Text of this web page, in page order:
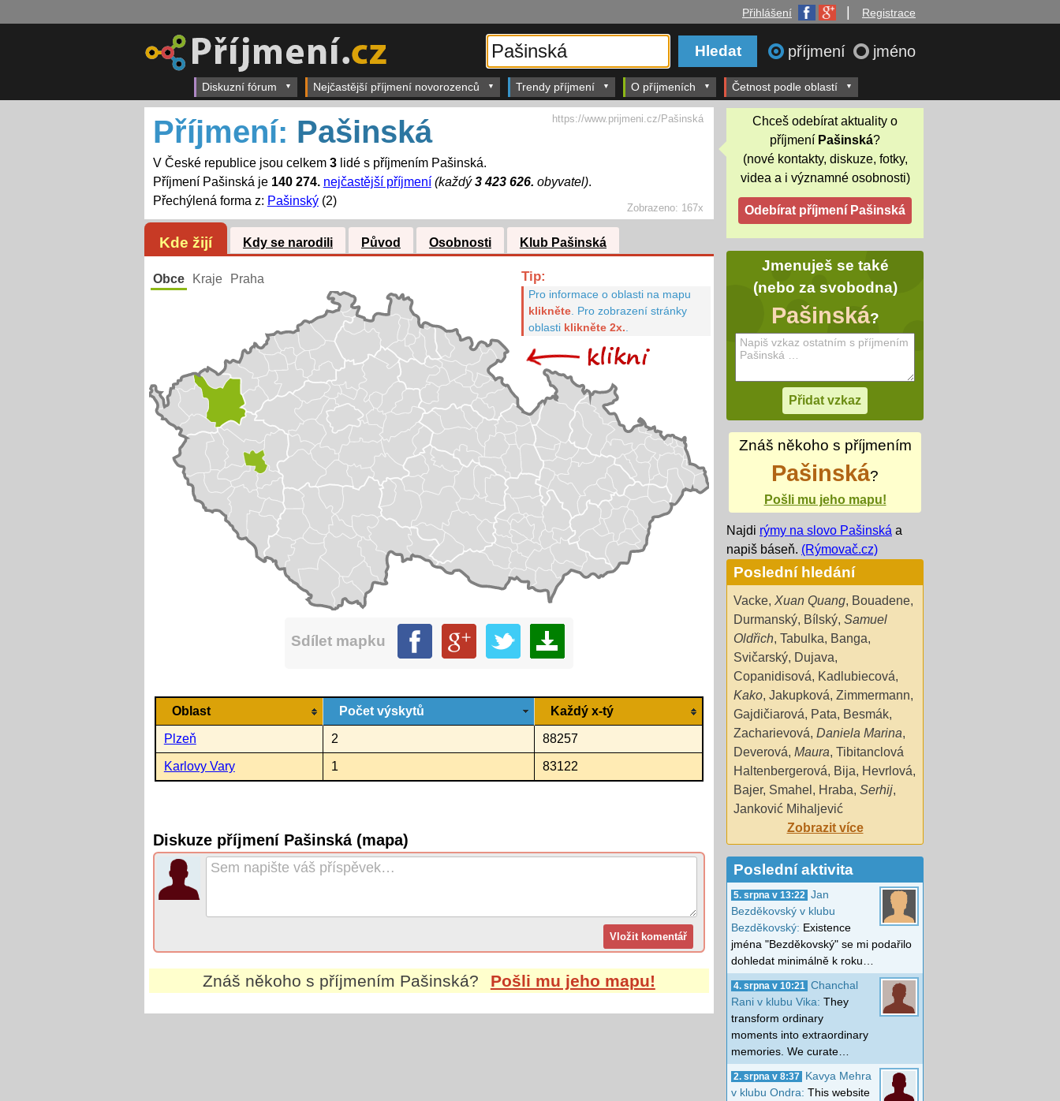
Přihlášení Registrace
příjmení jméno
Diskuzní fórum Nejčastější příjmení novorozenců Trendy příjmení O příjmeních Četnost podle oblastí
Zobrazeno: 167x
Příjmení: Pašinská
V České republice jsou celkem 3lidé s příjmením Pašinská.
Příjmení Pašinská je 140 274. nejčastější příjmení (každý3 423 626. obyvatel).
Přechýlená forma z: Pašinský(2)
https://www.prijmeni.cz/Pašinská
Kde žijí Kdy se narodili Původ Osobnosti Klub Pašinská
Obce Kraje Praha Tip:
Pro informace o oblasti na mapu
klikněte. Pro zobrazení stránky
oblasti klikněte 2x.
Sdílet mapku
Oblast Počet výskytů Každý x-tý
Plzeň 2 88257
Karlovy Vary 1 83122
Diskuze příjmení Pašinská (mapa)
Znáš někoho s příjmením Pašinská? Pošli mu jeho mapu!
Chceš odebírat aktuality o
příjmení Pašinská?
(nové kontakty, diskuze, fotky,
videa a i významné osobnosti)
Jmenuješ se také
(nebo za svobodna)
Pašinská?
Znáš někoho s příjmením
Pašinská?
Pošli mu jeho mapu!
Najdi rýmy na slovo Pašinská a
napiš báseň. (Rýmovač.cz)
Poslední hledání
Vacke, Xuan Quang, Bouadene,
Durmanský, Bílský, Samuel
Oldřich, Tabulka, Banga,
Svičarský, Dujava,
Copanidisová, Kadlubiecová,
Kako, Jakupková, Zimmermann,
Gajdičiarová, Pata, Besmák,
Zacharievová, Daniela Marina,
Deverová, Maura, Tibitanclová
Haltenbergerová, Bija, Hevrlová,
Bajer, Smahel , Hraba, Serhij,
Janković Mihaljević
Zobrazit více
Poslední aktivita
5. srpna v 13:22
Jan
Bezděkovský v klubu
Bezděkovský: Existence
jména "Bezděkovský" se mi podařilo
dohledat minimálně k roku…
4. srpna v 10:21
Chanchal
Rani v klubu Vika: They
transform ordinary
moments into extraordinary
memories. We curate…
2. srpna v 8:37
Kavya Mehra
v klubu Ondra: This website